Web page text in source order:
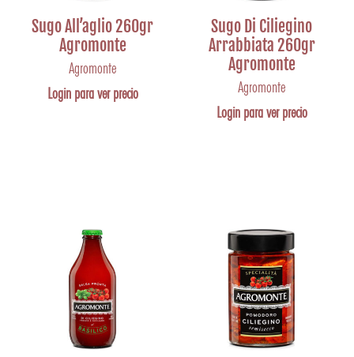
Sugo All’aglio 260gr
Agromonte
Agromonte
Login para ver precio
Sugo Di Ciliegino
Arrabbiata 260gr
Agromonte
Agromonte
Login para ver precio